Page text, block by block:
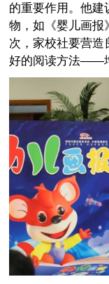
的重要作用。他建
物，如《婴儿画报
次，家校社要营造
好的阅读方法——